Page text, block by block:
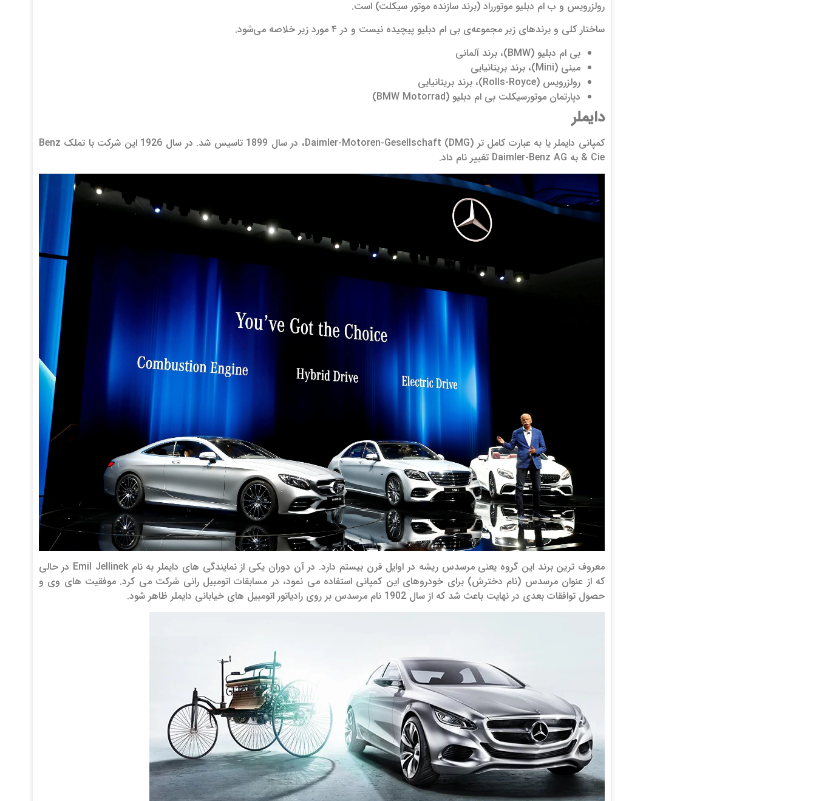
رولزرویس و ب ام دبلیو موتورراد (برند سازنده موتور سیکلت) است.
ساختار کلی و برندهای زیر مجموعه‌ی بی‌ ام دبلیو پیچیده نیست و در ۴ مورد زیر خلاصه می‌شود.
بی‌ ام دبلیو (BMW)، برند آلمانی
مینی (Mini)، برند بریتانیایی
رولزرویس (Rolls-Royce)، برند بریتانیایی
دپارتمان موتورسیکلت بی ام دبلیو (BMW Motorrad)
دایملر
کمپانی دایملر یا به عبارت کامل تر (Daimler-Motoren-Gesellschaft (DMG، در سال 1899 تاسیس شد. در سال 1926 این شرکت با تملک Benz
& Cie به Daimler-Benz AG تغییر نام داد.
معروف ترین برند این گروه یعنی مرسدس ریشه در اوایل قرن بیستم دارد. در آن دوران یکی از نمایندگی های دایملر به نام Emil Jellinek در حالی
که از عنوان مرسدس (نام دخترش) برای خودروهای این کمپانی استفاده می نمود، در مسابقات اتومبیل رانی شرکت می کرد. موفقیت های وی و
حصول توافقات بعدی در نهایت باعث شد که از سال 1902 نام مرسدس بر روی رادیاتور اتومبیل های خیابانی دایملر ظاهر شود.